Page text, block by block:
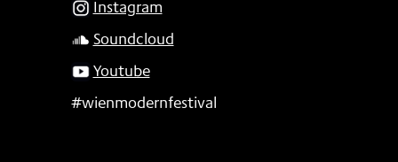
Instagram
Soundcloud
Youtube
#wienmodernfestival